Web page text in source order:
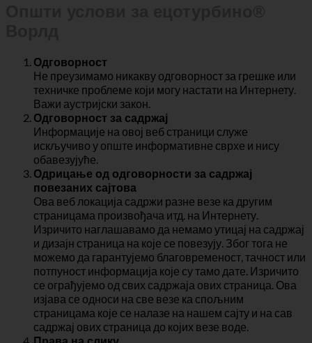
Одговорност
Не преузимамо никакву одговорност за грешке или
техничке проблеме који могу настати на Интернету.
Важи аустријски закон.
Одговорност за садржај
Информације на овој веб страници служе
искључиво у опште информативне сврхе и нису
обавезујуће.
Одрицање од одговорности за садржај
повезаних сајтова
Ова веб локација садржи разне везе ка другим
страницама произвођача итд. на Интернету.
Изричито наглашавамо да немамо утицај на садржај
и дизајн страница на које се повезују. Због тога не
можемо да гарантујемо благовременост, тачност или
потпуност информација које су тамо дате. Изричито
се ограђујемо од свих садржаја ових страница. Ова
изјава се односи на све везе ка спољним
страницама које се налазе на нашем сајту и на сав
садржај ових страница до којих везе воде.